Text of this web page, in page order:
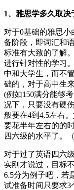
1、雅思学多久取
对于0基础的雅思
备阶段，即词汇和
标准有大致的了解
进行针对性的学习
中和大学生，而不
础的，对于高中生
(例如150满分能够
况下，只要没有硬
般要在4到4.5左右
要花半年左右的的
四六级的水平了。
对于过了英语四六
实刚才说过，目标
6.5分为例子吧，若
试准备时间只要求